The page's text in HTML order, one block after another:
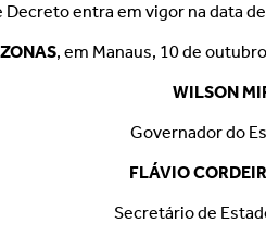
entra em vigor na data
, em Manaus, 10 de
WILSON
Governador do
FLÁVIO
Secretário de